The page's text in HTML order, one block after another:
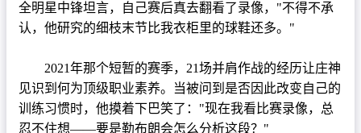
足球录像
新闻
足球新闻
全明星中锋坦言，自己赛后真去翻看了录像，"不得不承
认，他研究的细枝末节比我衣柜里的球鞋还多。"
2021年那个短暂的赛季，21场并肩作战的经历让庄神
见识到何为顶级职业素养。当被问到是否因此改变自己的
训练习惯时，他摸着下巴笑了："现在我看比赛录像，总
忍不住想——要是勒布朗会怎么分析这段？"